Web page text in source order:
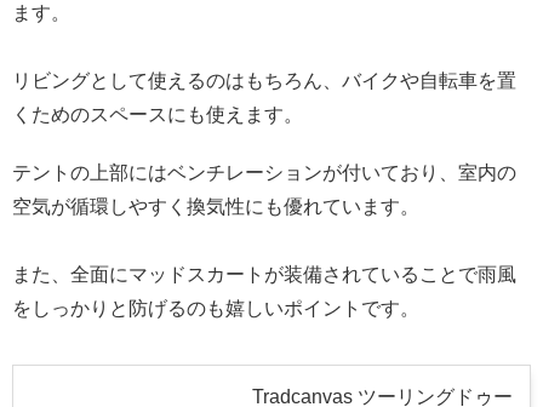
ます。
リビングとして使えるのはもちろん、バイクや自転車を置
くためのスペースにも使えます。
テントの上部にはベンチレーションが付いており、室内の
空気が循環しやすく換気性にも優れています。
また、全面にマッドスカートが装備されていることで雨風
をしっかりと防げるのも嬉しいポイントです。
Tradcanvas ツーリングドゥー